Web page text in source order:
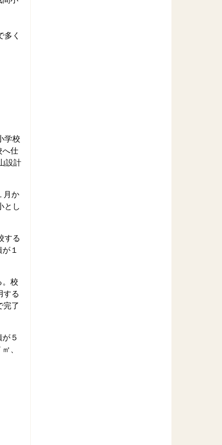
く
学校
へ仕
設計
月か
とし
する
１
。校
する
完了
５
、